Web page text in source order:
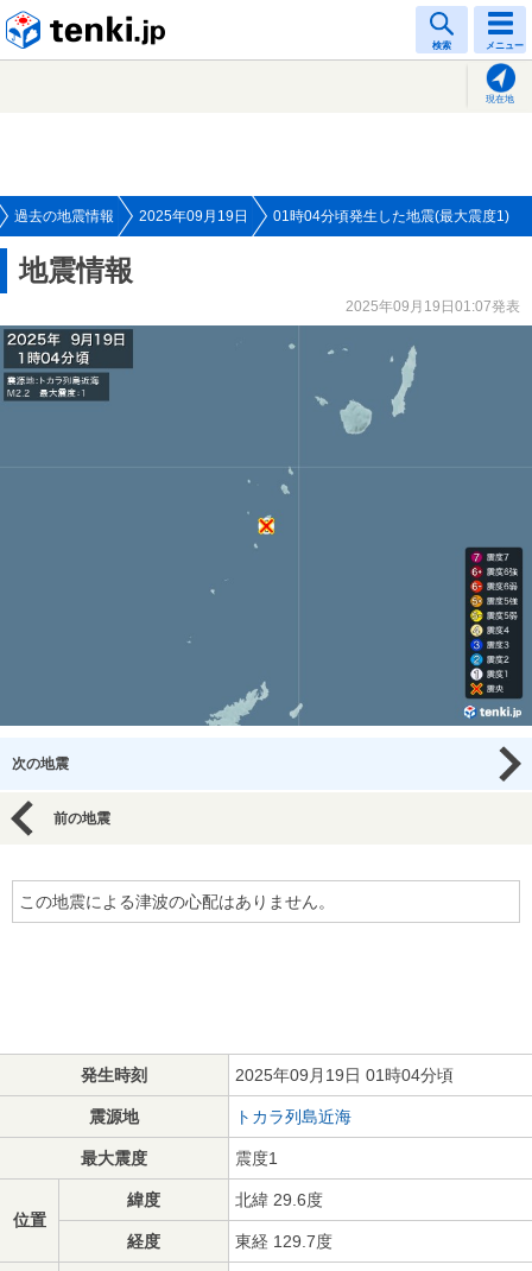
検索 メニュー
現在地
過去の地震情報 2025年09月19日 01時04分頃発生した地震(最大震度1)
地震情報
2025年09月19日01:07発表
次の地震
前の地震
この地震による津波の心配はありません。
発生時刻 2025年09月19日 01時04分頃
震源地 トカラ列島近海
最大震度 震度1
位置
緯度 北緯 29.6度
経度 東経 129.7度